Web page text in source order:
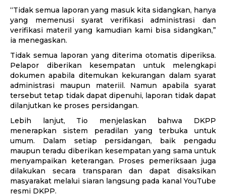
“Tidak semua laporan yang masuk kita sidangkan, hanya
yang memenusi syarat verifikasi administrasi dan
verifikasi materil yang kamudian kami bisa sidangkan,”
ia menegaskan.
Tidak semua laporan yang diterima otomatis diperiksa.
Pelapor diberikan kesempatan untuk melengkapi
dokumen apabila ditemukan kekurangan dalam syarat
administrasi maupun materiil. Namun apabila syarat
tersebut tetap tidak dapat dipenuhi, laporan tidak dapat
dilanjutkan ke proses persidangan.
Lebih lanjut, Tio menjelaskan bahwa DKPP
menerapkan sistem peradilan yang terbuka untuk
umum. Dalam setiap persidangan, baik pengadu
maupun teradu diberikan kesempatan yang sama untuk
menyampaikan keterangan. Proses pemeriksaan juga
dilakukan secara transparan dan dapat disaksikan
masyarakat melalui siaran langsung pada kanal YouTube
resmi DKPP.